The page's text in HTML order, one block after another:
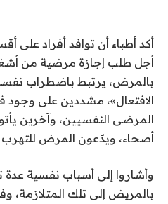
أكد أطباء أن توافد أفراد على
أجل طلب إجازة مرضية من
بالمرض، يرتبط باضطراب
الافتعال»، مشددين على وجود
المرضى النفسيين، وآخرين
أصحاء، ويدّعون المرض للتهرب
وأشاروا إلى أسباب نفسية
بالمريض إلى تلك المتلازمة،